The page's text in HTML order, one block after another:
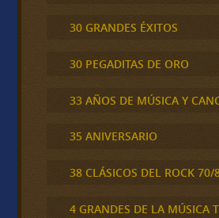
30 GRANDES ÉXITOS
30 PEGADITAS DE ORO
33 AÑOS DE MÚSICA Y
35 ANIVERSARIO
38 CLÁSICOS DEL ROCK 70/
4 GRANDES DE LA MÚSICA